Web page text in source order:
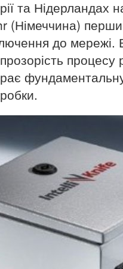
та
(Німеччина)
до